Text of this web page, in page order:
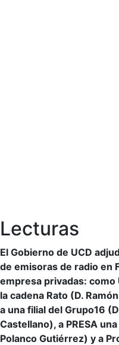
Lecturas
El Gobierno de UCD
de emisoras de radio en
empresa privadas:
la cadena Rato (D.
a una filial del Grupo16
Castellano), a PRESA
Polanco Gutiérrez) y a